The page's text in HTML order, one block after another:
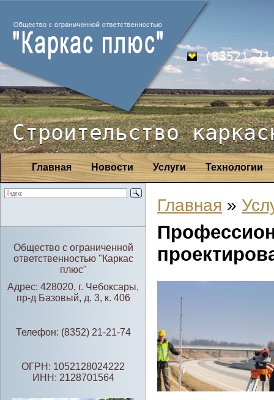
(8352)
Строительство
Технологии
Услуги
Новости
Главная
Общество с ограниченной
ответственностью "Каркас
плюс"
Адрес: 428020, г. Чебоксары,
пр-д Базовый, д. 3, к. 406
Телефон: (8352) 21-21-74
ОГРН: 1052128024222
ИНН: 2128701564
Главная »